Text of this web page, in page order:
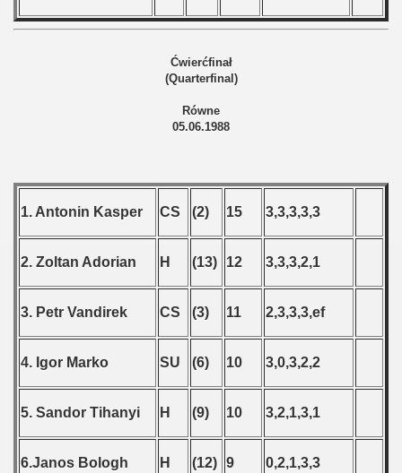
Ćwierćfinał
(Quarterfinal)
Równe
05.06.1988
1. Antonin Kasper CS (2) 15 3,3,3,3,3
2. Zoltan Adorian H (13) 12 3,3,3,2,1
3. Petr Vandirek CS (3) 11 2,3,3,3,ef
4. Igor Marko SU (6) 10 3,0,3,2,2
5. Sandor Tihanyi H (9) 10 3,2,1,3,1
6.Janos Bologh H (12) 9 0,2,1,3,3